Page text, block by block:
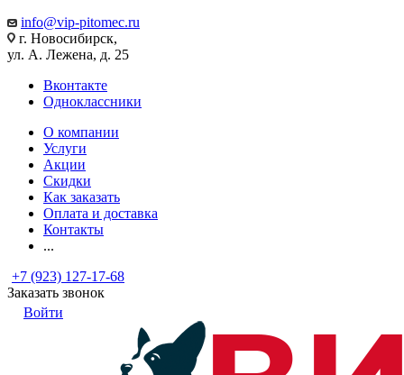
info@vip-pitomec.ru
г. Новосибирск,
ул. А. Лежена, д. 25
Вконтакте
Одноклассники
О компании
Услуги
Акции
Скидки
Как заказать
Оплата и доставка
Контакты
...
+7 (923) 127-17-68
Заказать звонок
Войти